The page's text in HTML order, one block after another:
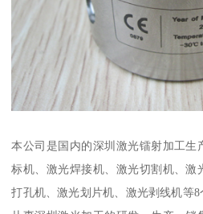
本公司是国内的深圳激光镭射加工生
标机、激光焊接机、激光切割机、激
打孔机、激光划片机、激光剥线机等